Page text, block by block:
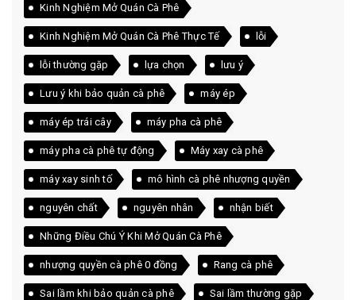
Kinh Nghiệm Mở Quán Cà Phê
Kinh Nghiệm Mở Quán Cà Phê Thực Tế lỗi
lỗi thường gặp lựa chọn lưu ý
Lưu ý khi bảo quản cà phê máy ép
máy ép trái cây máy pha cà phê
máy pha cà phê tự động Máy xay cà phê
máy xay sinh tố mô hình cà phê nhượng quyền
nguyên chất nguyên nhân nhận biết
Những Điều Chú Ý Khi Mở Quán Cà Phê
nhượng quyền cà phê 0 đồng Rang cà phê
Sai lầm khi bảo quản cà phê Sai lầm thường gặp